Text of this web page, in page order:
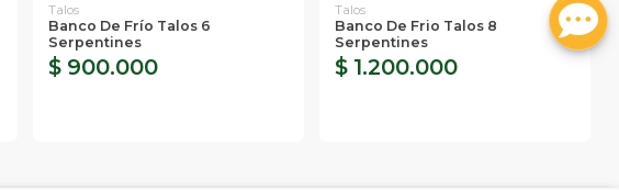
Talos
Banco De Frío Talos 6
Serpentines
$ 900.000
Talos
Banco De Frio Talos 8
Serpentines
$ 1.200.000